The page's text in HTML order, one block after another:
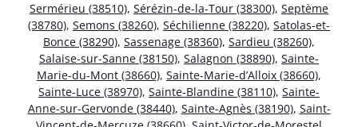
Sermérieu (38510), Sérézin-de-la-Tour (38300), Septème
(38780), Semons (38260), Séchilienne (38220), Satolas-et-
Bonce (38290), Sassenage (38360), Sardieu (38260),
Salaise-sur-Sanne (38150), Salagnon (38890), Sainte-
Marie-du-Mont (38660), Sainte-Marie-d’Alloix (38660),
Sainte-Luce (38970), Sainte-Blandine (38110), Sainte-
Anne-sur-Gervonde (38440), Sainte-Agnès (38190), Saint-